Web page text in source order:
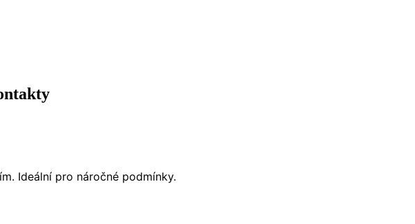
Ideální pro náročné podmínky.